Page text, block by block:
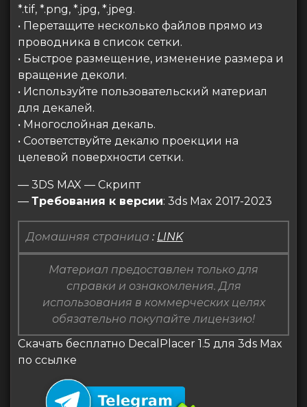
*.tif, *.png, *.jpg, *.jpeg.
• Перетащите несколько файлов прямо из
проводника в список сетки.
• Быстрое размещение, изменение размера и
вращение деколи.
• Используйте пользовательский материал
для декалей.
• Многослойная декаль.
• Соответствуйте декалю проекции на
целевой поверхности сетки.
— 3DS MAX — Скрипт
— Требования к версии: 3ds Max 2017-2023
Домашняя страница : LINK
Материал предоставлен только для
справки и ознакомления. Для
использования в коммерческих целях
обязательно покупайте лицензию!
Скачать бесплатно DecalPlacer 1.5 для 3ds Max
по ссылке